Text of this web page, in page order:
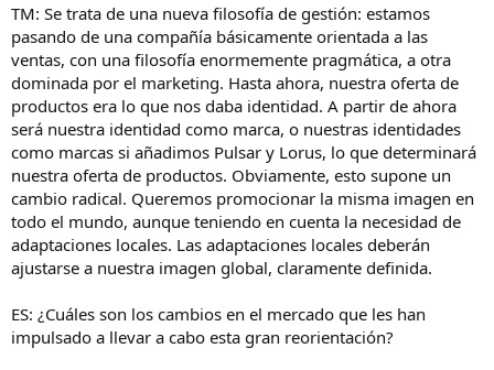
TM: Se trata de una nueva filosofía de gestión: estamos
pasando de una compañía básicamente orientada a las
ventas, con una filosofía enormemente pragmática, a otra
dominada por el marketing. Hasta ahora, nuestra oferta de
productos era lo que nos daba identidad. A partir de ahora
será nuestra identidad como marca, o nuestras identidades
como marcas si añadimos Pulsar y Lorus, lo que determinará
nuestra oferta de productos. Obviamente, esto supone un
cambio radical. Queremos promocionar la misma imagen en
todo el mundo, aunque teniendo en cuenta la necesidad de
adaptaciones locales. Las adaptaciones locales deberán
ajustarse a nuestra imagen global, claramente definida.
ES: ¿Cuáles son los cambios en el mercado que les han
impulsado a llevar a cabo esta gran reorientación?